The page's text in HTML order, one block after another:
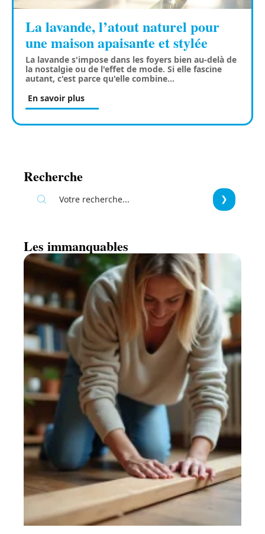
La lavande, l’atout naturel pour
une maison apaisante et stylée
La lavande s'impose dans les foyers bien au-delà de
la nostalgie ou de l'effet de mode. Si elle fascine
autant, c'est parce qu'elle combine…
En savoir plus
Recherche
Les immanquables